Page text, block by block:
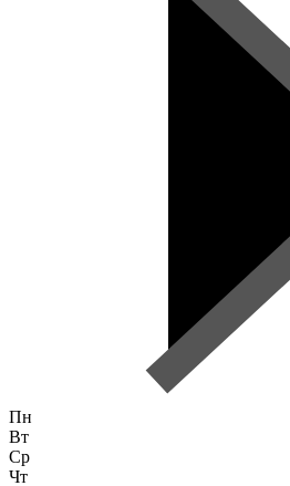
Пн
Вт
Ср
Чт